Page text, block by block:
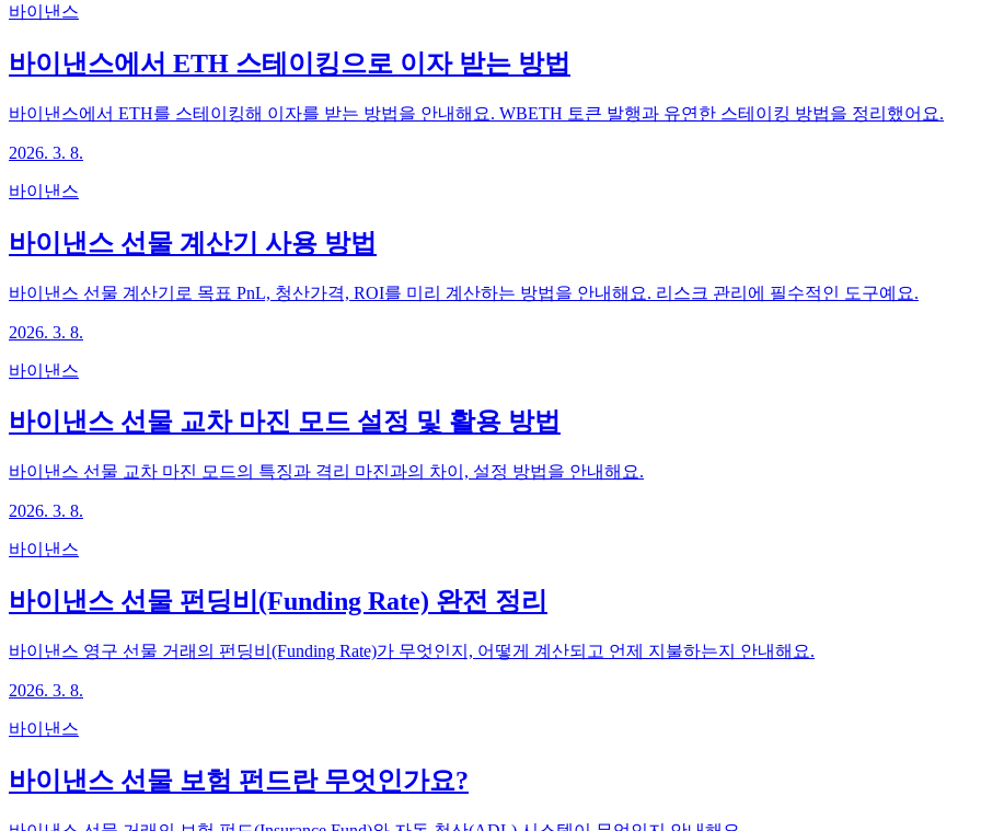
바이낸스
바이낸스에서 ETH 스테이킹으로 이자 받는 방법
바이낸스에서 ETH를 스테이킹해 이자를 받는 방법을 안내해요. WBETH 토큰 발행과 유연한 스테이킹 방법을 정리했어요.
2026. 3. 8.
바이낸스
바이낸스 선물 계산기 사용 방법
바이낸스 선물 계산기로 목표 PnL, 청산가격, ROI를 미리 계산하는 방법을 안내해요. 리스크 관리에 필수적인 도구예요.
2026. 3. 8.
바이낸스
바이낸스 선물 교차 마진 모드 설정 및 활용 방법
바이낸스 선물 교차 마진 모드의 특징과 격리 마진과의 차이, 설정 방법을 안내해요.
2026. 3. 8.
바이낸스
바이낸스 선물 펀딩비(Funding Rate) 완전 정리
바이낸스 영구 선물 거래의 펀딩비(Funding Rate)가 무엇인지, 어떻게 계산되고 언제 지불하는지 안내해요.
2026. 3. 8.
바이낸스
바이낸스 선물 보험 펀드란 무엇인가요?